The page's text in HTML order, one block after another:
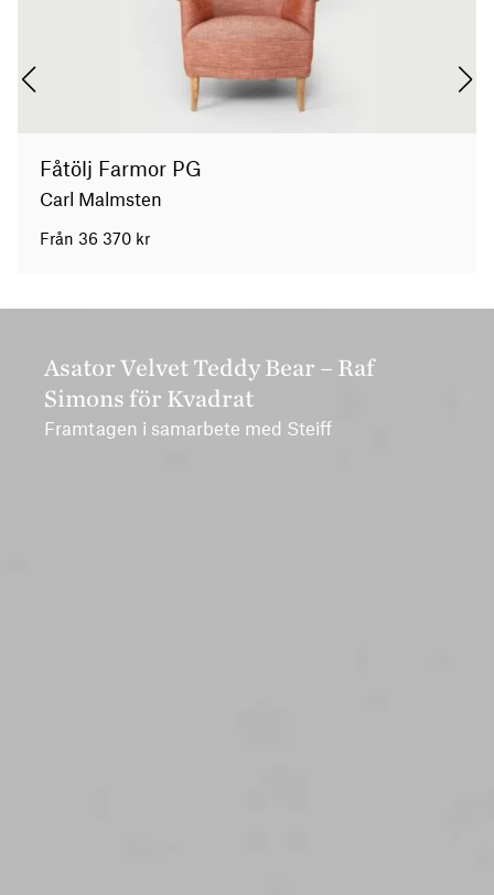
Fåtölj Farmor PG
Carl Malmsten
Från 36 370 kr
Asator Velvet Teddy Bear – Raf
Simons för Kvadrat
Framtagen i samarbete med Steiff